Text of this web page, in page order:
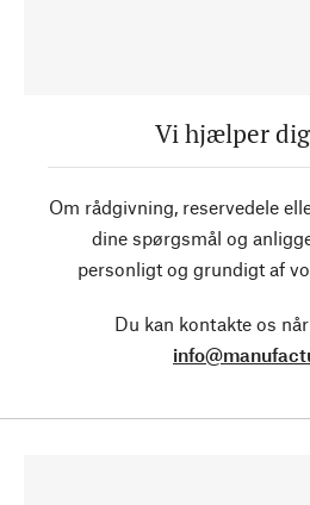
Vi hjælper
Om rådgivning, reservedele
dine spørgsmål og
personligt og grundigt af
Du kan kontakte os